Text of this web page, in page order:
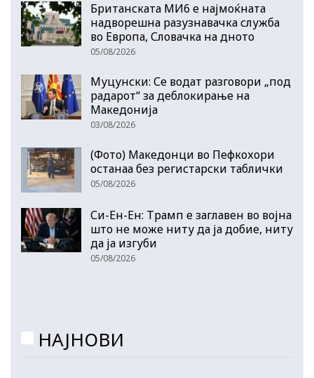
Британската МИ6 е најмоќната
надворешна разузнавачка служба
во Европа, Словачка на дното
05/08/2026
Муцунски: Се водат разговори „под
радарот“ за деблокирање на
Македонија
03/08/2026
(Фото) Македонци во Пефкохори
останаа без регистарски таблички
05/08/2026
Си-Ен-Ен: Трамп е заглавен во војна
што не може ниту да ја добие, ниту
да ја изгуби
05/08/2026
НАЈНОВИ